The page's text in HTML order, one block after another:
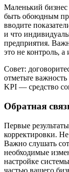
Маленький
быть обоюдным
вводите
и что
предприятия.
это не контроль, а
Совет:
отметьте
KPI — средство
Обратная
Первые
корректировки.
Важно слушать
необходимые
настройке
частью вашего